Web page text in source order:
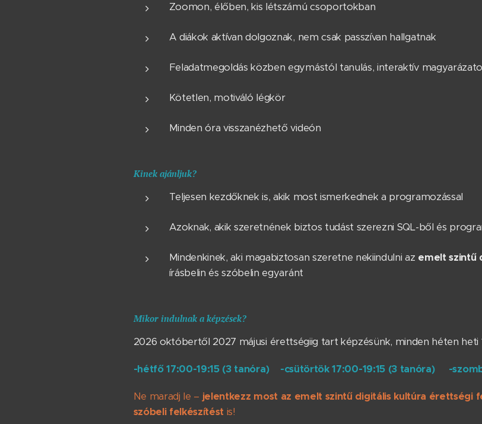
Zoomon, élőben, kis létszámú csoportokban
A diákok aktívan dolgoznak, nem csak passzívan hallgatnak
Feladatmegoldás közben egymástól tanulás, interaktív
Kötetlen, motiváló légkör
Minden óra visszanézhető videón
Kinek ajánljuk?
Teljesen kezdőknek is, akik most ismerkednek a programozással
Azoknak, akik szeretnének biztos tudást szerezni SQL-ből és
Mindenkinek, aki magabiztosan szeretne nekiindulni az emelt szintű
írásbelin és szóbelin egyaránt
Mikor indulnak a képzések?
2026 októbertől 2027 májusi érettségiig tart képzésünk, minden héten heti
-hétfő 17:00-19:15 (3 tanóra) -csütörtök17:00-19:15 (3 tanóra) -
Ne maradj le – jelentkezz most az emelt szintű digitális kultúra érettségi
szóbeli felkészítést is!